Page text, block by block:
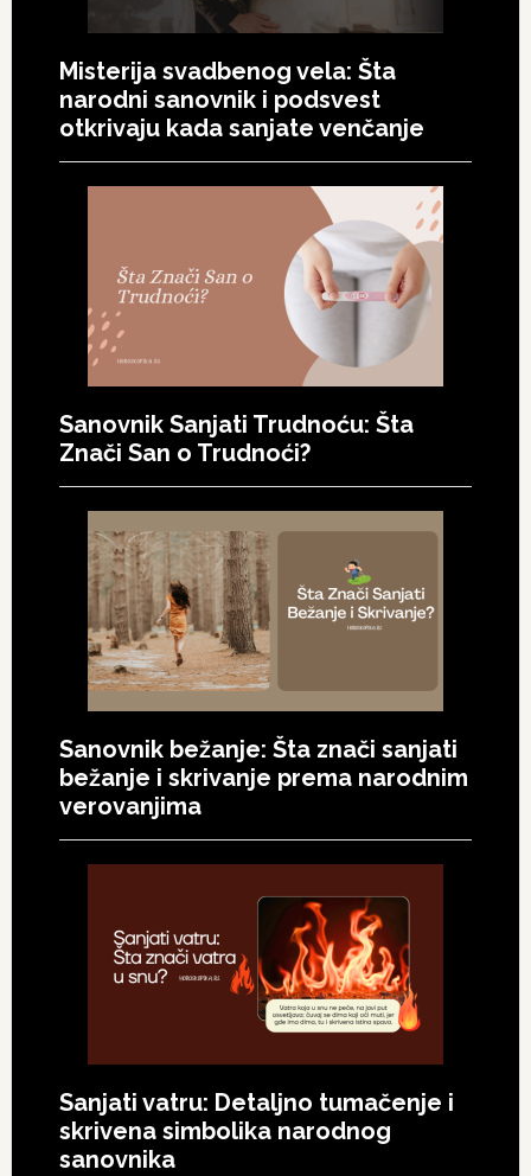
Misterija svadbenog vela: Šta
narodni sanovnik i podsvest
otkrivaju kada sanjate venčanje
Sanovnik Sanjati Trudnoću: Šta
Znači San o Trudnoći?
Sanovnik bežanje: Šta znači sanjati
bežanje i skrivanje prema narodnim
verovanjima
Sanjati vatru: Detaljno tumačenje i
skrivena simbolika narodnog
sanovnika